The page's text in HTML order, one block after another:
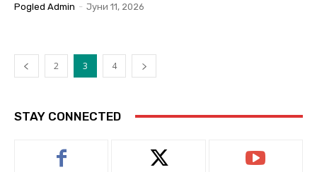
Pogled Admin - Јуни 11, 2026
2 3 4
STAY CONNECTED